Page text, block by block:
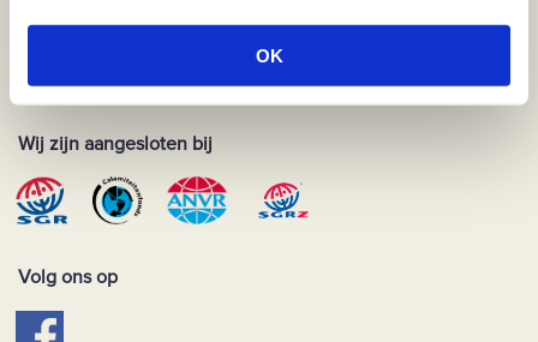
Meer informatie over cookies vind u in onsCookie
OK
Wij zijn aangesloten bij
Volg ons op